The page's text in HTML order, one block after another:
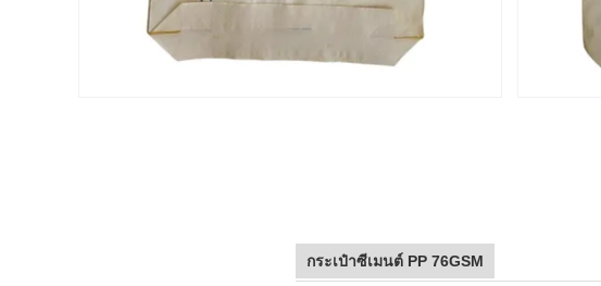
กระเป๋าซีเมนต์ PP 76GSM